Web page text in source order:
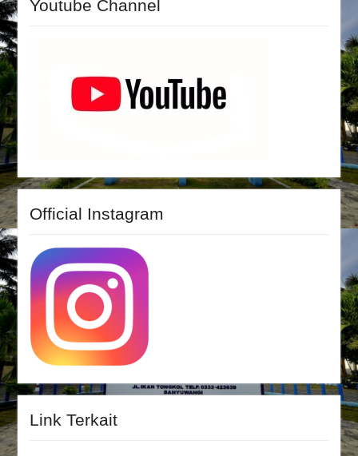
Youtube Channel
Official Instagram
Link Terkait